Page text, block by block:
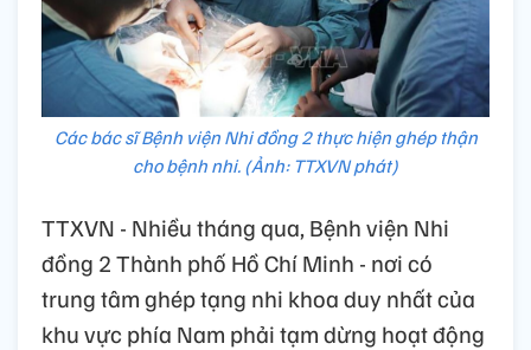
Các bác sĩ Bệnh viện Nhi đồng 2 thực hiện ghép thận
cho bệnh nhi. (Ảnh: TTXVN phát)
TTXVN - Nhiều tháng qua, Bệnh viện Nhi
đồng 2 Thành phố Hồ Chí Minh - nơi có
trung tâm ghép tạng nhi khoa duy nhất của
khu vực phía Nam phải tạm dừng hoạt động